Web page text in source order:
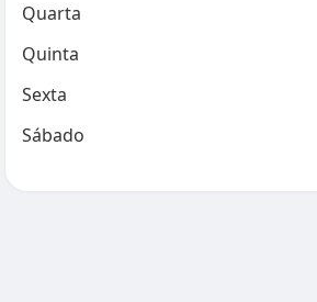
Quarta
Quinta
Sexta
Sábado